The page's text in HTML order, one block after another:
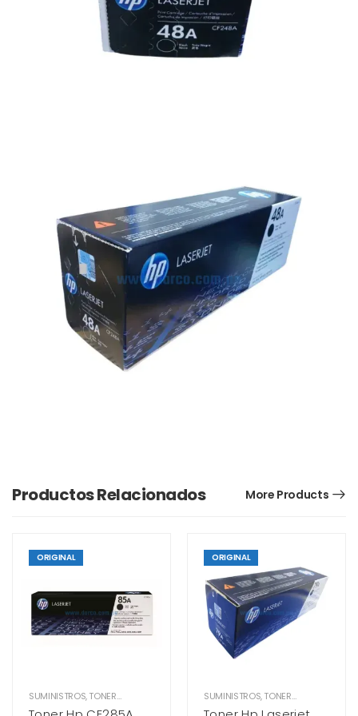
Productos Relacionados More Products
ORIGINAL
SUMINISTROS,TONER HP
ORIGINAL
SUMINISTROS,TONER HP